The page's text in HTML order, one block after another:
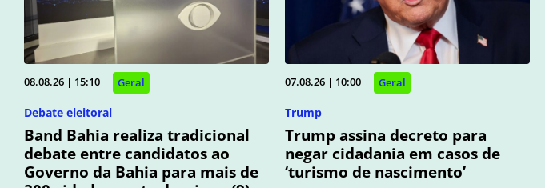
08.08.26 | 15:10 Geral
Debate eleitoral
Band Bahia realiza tradicional
debate entre candidatos ao
Governo da Bahia para mais de
07.08.26 | 10:00 Geral
Trump
Trump assina decreto para
negar cidadania em casos de
‘turismo de nascimento’